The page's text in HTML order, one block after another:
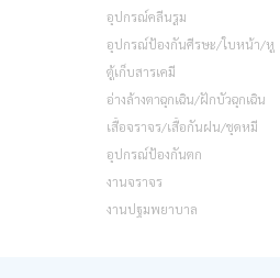
อุปกรณ์คลีนรูม
อุปกรณ์ป้องกันศีรษะ/ใบหน้า/หู
ตู้เก็บสารเคมี
อ่างล้างตาฉุกเฉิน/ฝักบัวฉุกเฉิน
เสื้อจราจร/เสื้อกันฝน/ชุดหมี
อุปกรณ์ป้องกันตก
งานจราจร
งานปฐมพยาบาล